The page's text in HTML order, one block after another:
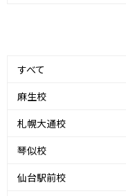
すべて
麻生校
札幌大通校
琴似校
仙台駅前校